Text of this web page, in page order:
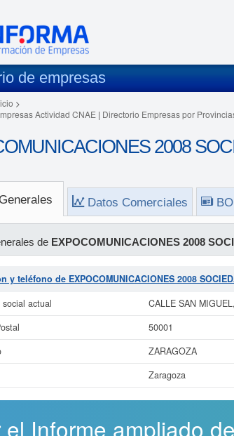
de empresas
>
Actividad CNAE | Directorio Empresas por
2008
Datos Comerciales
de EXPOCOMUNICACIONES 2008
y teléfono de EXPOCOMUNICACIONES 2008
social actual
CALLE SAN
50001
ZARAGOZA
Zaragoza
el Informe ampliado